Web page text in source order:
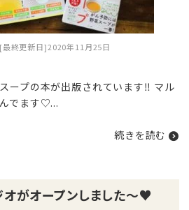
[最終更新日]2020年11月25日
ープの本が出版されています‼ マル
でます♡...
続きを読む
がオープンしました～♥